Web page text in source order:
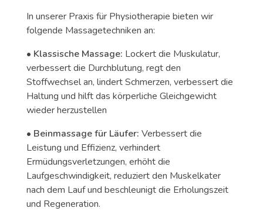
In unserer Praxis für Physiotherapie bieten wir
folgende Massagetechniken an:
• Klassische Massage: Lockert die Muskulatur,
verbessert die Durchblutung, regt den
Stoffwechsel an, lindert Schmerzen, verbessert die
Haltung und hilft das körperliche Gleichgewicht
wieder herzustellen
• Beinmassage für Läufer: Verbessert die
Leistung und Effizienz, verhindert
Ermüdungsverletzungen, erhöht die
Laufgeschwindigkeit, reduziert den Muskelkater
nach dem Lauf und beschleunigt die Erholungszeit
und Regeneration.